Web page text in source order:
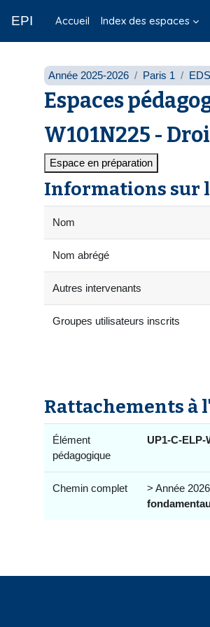
EPI Accueil Index des espaces
Année 2025-2026 Paris 1
Espaces
W101N225 -
Espace en préparation
Informations sur
Nom
Nom abrégé
Autres intervenants
Groupes utilisateurs inscrits
Rattachements à
Élément
pédagogique
UP1-C-ELP-
Chemin complet > Année